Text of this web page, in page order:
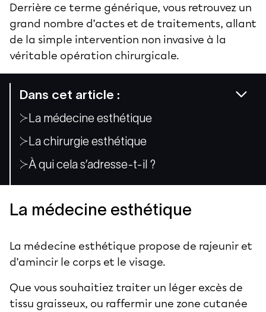
Dans cet article :
La médecine esthétique
La chirurgie esthétique
À qui cela s’adresse-t-il ?
Derrière ce terme générique, vous retrouvez un
grand nombre d’actes et de traitements, allant
de la simple intervention non invasive à la
véritable opération chirurgicale.
La médecine esthétique
La médecine esthétique propose de rajeunir et
d’amincir le corps et le visage.
Que vous souhaitiez traiter un léger excès de
tissu graisseux, ou raffermir une zone cutanée